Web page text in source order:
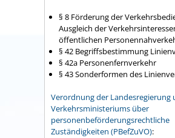
§ 8 Förderung der
Ausgleich der
öffentlichen
§ 42 Begriffsbestimmung
§ 42a Personenfernverkehr
§ 43 Sonderformen des
Verordnung der Landesregierung
Verkehrsministeriums über
personenbeförderungsrechtliche
Zuständigkeiten (PBefZuVO):